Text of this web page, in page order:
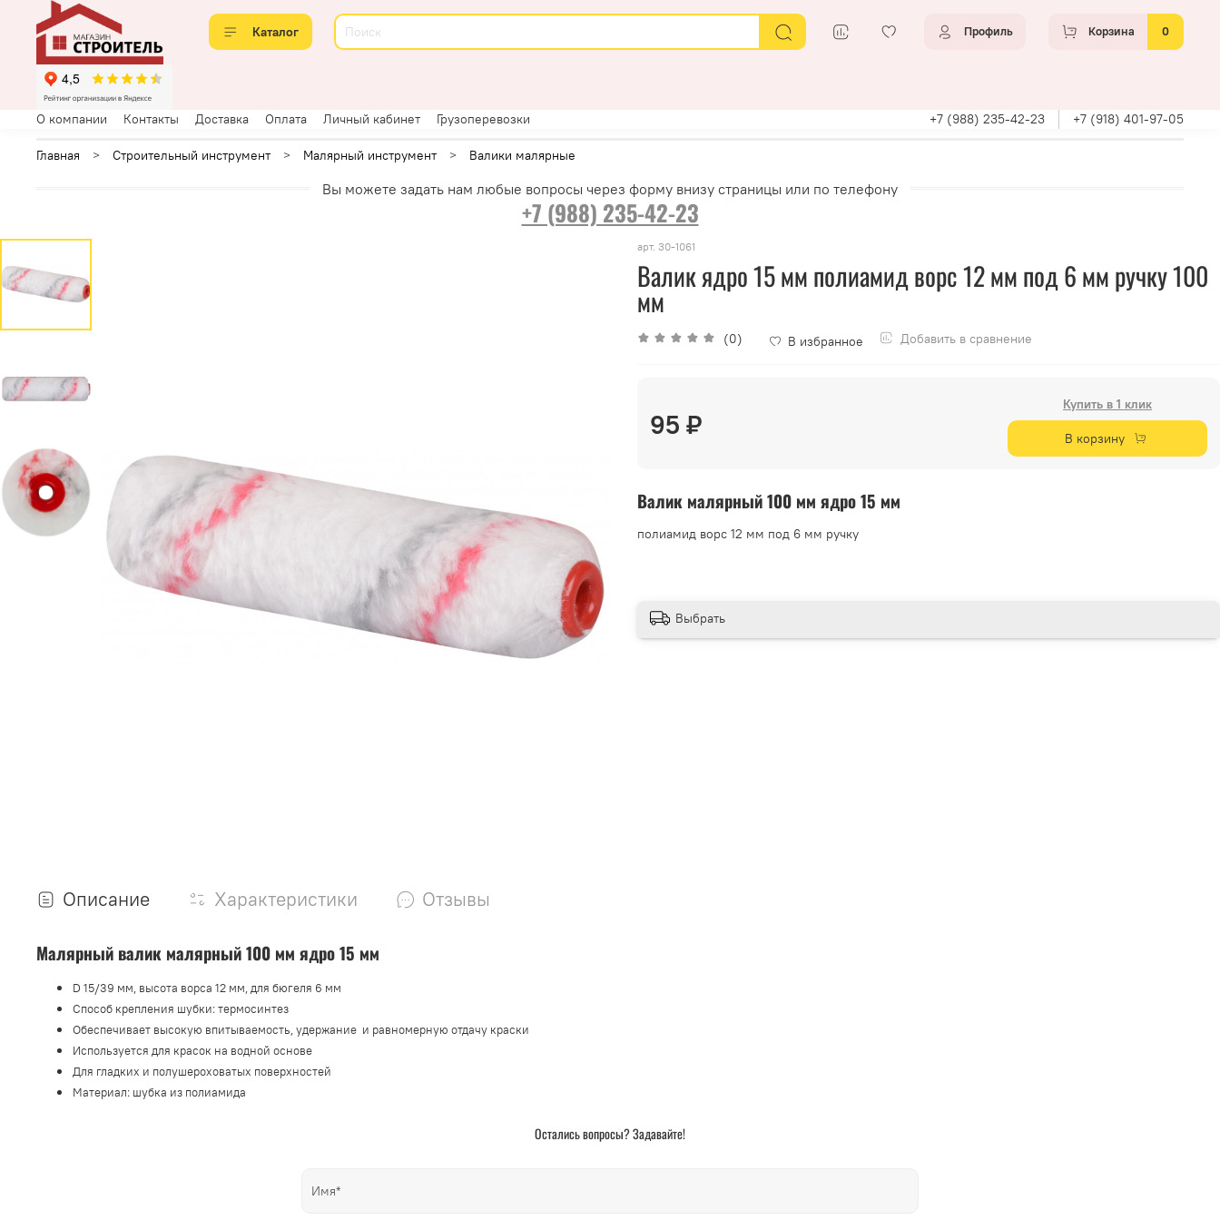
Каталог Профиль Корзина 0
О компании Контакты Доставка Оплата Личный кабинет Грузоперевозки +7 (988) 235-42-23 +7 (918) 401-97-05
Главная Строительный инструмент Малярный инструмент Валики малярные
Вы можете задать нам любые вопросы через форму внизу страницы или по телефону
+7 (988) 235-42-23
арт. 30-1061
Валик ядро 15 мм полиамид ворс 12 мм под 6 мм ручку 100
мм
(0) В избранное Добавить в сравнение
95 ₽
Купить в 1 клик
В корзину
Валик малярный 100 мм ядро 15 мм
полиамид ворс 12 мм под 6 мм ручку
Выбрать
Описание Характеристики Отзывы
Малярный валик малярный 100 мм ядро 15 мм
D 15/39 мм, высота ворса 12 мм, для бюгеля 6 мм
Способ крепления шубки: термосинтез
Обеспечивает высокую впитываемость, удержание и равномерную отдачу краски
Используется для красок на водной основе
Для гладких и полушероховатых поверхностей
Материал: шубка из полиамида
Остались вопросы? Задавайте!